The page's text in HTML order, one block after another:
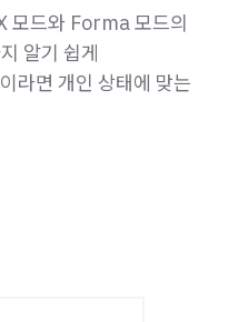
모드와 Forma 모드의
알기 쉽게
라면 개인 상태에 맞는